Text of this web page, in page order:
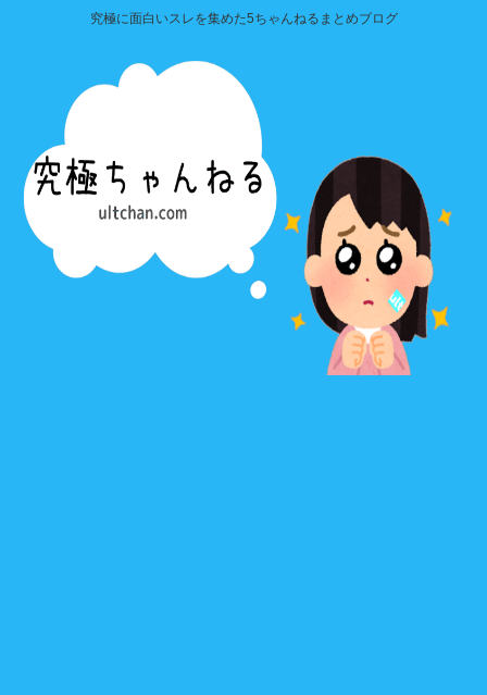
究極に面白いスレを集めた5ちゃんねるまとめブログ